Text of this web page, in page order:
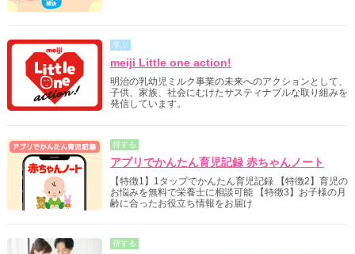
学ぶ
meiji Little one action!
明治の乳幼児ミルク事業の未来へのアクションとして、
子供、家族、社会にむけたサスティナブルな取り組みを
発信しています。
得する
アプリでかんたん育児記録 赤ちゃんノート
【特徴1】1タップでかんたん育児記録 【特徴2】育児の
お悩みを無料で栄養士に相談可能 【特徴3】お子様の月
齢に合ったお役立ち情報をお届け
得する